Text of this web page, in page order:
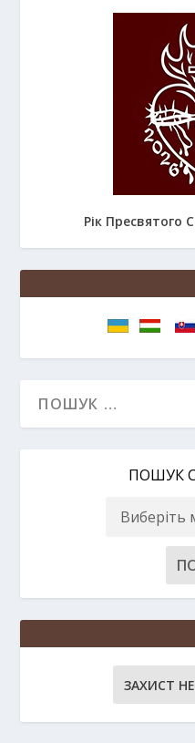
Рік Пресвятого
ПОШУК
ЗАХИСТ